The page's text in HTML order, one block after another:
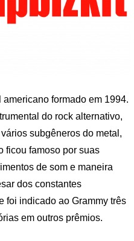
formado em 1994.
do rock alternativo,
subgêneros do metal,
ficou famoso por suas
de som e maneira
dos constantes
foi indicado ao Grammy três
em outros prêmios.